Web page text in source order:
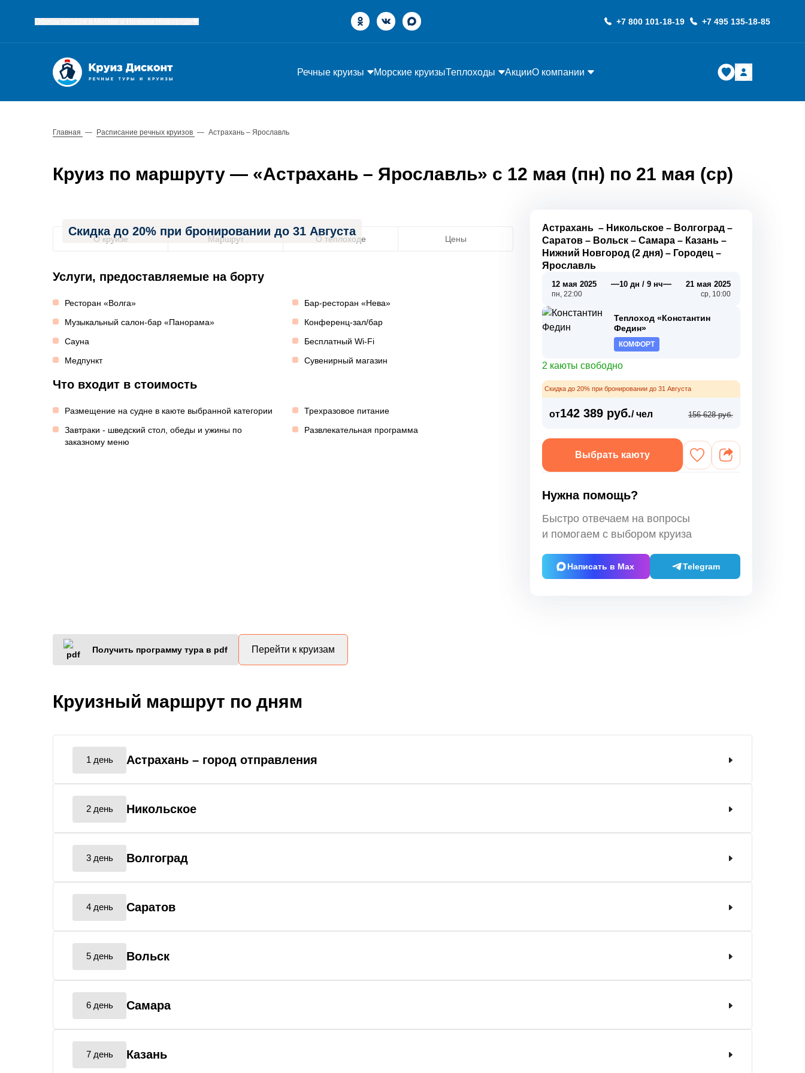
+7 800 101-18-19 +7 495 135-18-85
Речные круизы Морские круизыТеплоходы АкцииО компании
Главная — Расписание речных круизов — Астрахань – Ярославль
Круиз по маршруту — «Астрахань – Ярославль» с 12 мая (пн) по 21 мая (ср)
Скидка до 20% при бронировании до 31 Августа
О круизе Маршрут О теплоходе Цены
Услуги, предоставляемые на борту
Ресторан «Волга»
Бар-ресторан «Нева»
Музыкальный салон-бар «Панорама»
Конференц-зал/бар
Сауна
Бесплатный Wi-Fi
Медпункт
Сувенирный магазин
Что входит в стоимость
Размещение на судне в каюте выбранной категории
Трехразовое питание
Завтраки - шведский стол, обеды и ужины по
заказному меню
Развлекательная программа
Астрахань – Никольское – Волгоград –
Саратов – Вольск –Самара – Казань –
Нижний Новгород (2 дня) – Городец –
Ярославль
12 мая 2025
пн, 22:00
—10 дн / 9 нч— 21 мая 2025
ср, 10:00
Теплоход «Константин
Федин»
КОМФОРТ
2 каюты свободно
Скидка до 20% при бронировании до 31 Августа
от142 389 руб./ чел 156 628 руб.
Выбрать каюту
Нужна помощь?
Быстро отвечаем на вопросы
и помогаем с выбором круиза
Написать в Max Telegram
Получить программу тура в pdf Перейти к круизам
Круизный маршрут по дням
1 день Астрахань – город отправления
2 день Никольское
3 день Волгоград
4 день Саратов
5 день Вольск
6 день Самара
7 день Казань